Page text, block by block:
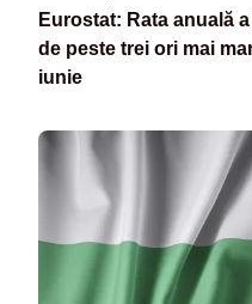
Eurostat: Rata anuală
de peste trei ori mai
iunie